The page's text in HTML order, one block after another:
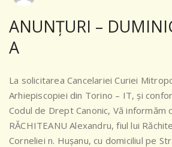
ANUNȚURI –
A
La solicitarea Cancelariei Curiei
Arhiepiscopiei din Torino – IT, și
Codul de Drept Canonic, Vă informăm
RĂCHITEANU Alexandru, fiul lui
Corneliei n. Hușanu, cu domiciliul pe